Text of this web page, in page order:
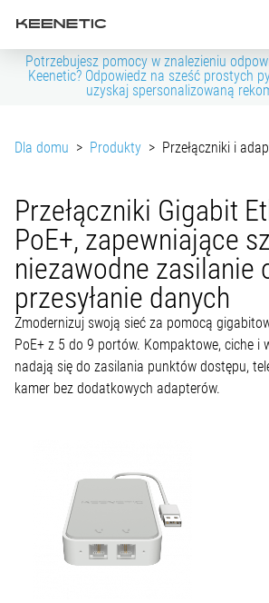
Potrzebujesz pomocy w znalezieniu
Keenetic? Odpowiedz na sześć prostych
uzyskaj spersonalizowaną
Dla domu > Produkty > Przełączniki i
Przełączniki Gigabit
PoE+, zapewniające
niezawodne zasilanie
przesyłanie danych
Zmodernizuj swoją sieć za pomocą
PoE+ z 5 do 9 portów. Kompaktowe, ciche i
nadają się do zasilania punktów dostępu,
kamer bez dodatkowych adapterów.